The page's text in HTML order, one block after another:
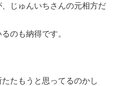
じゅんいちさんの元相方だ
のも納得です。
たもうと思ってるのかし